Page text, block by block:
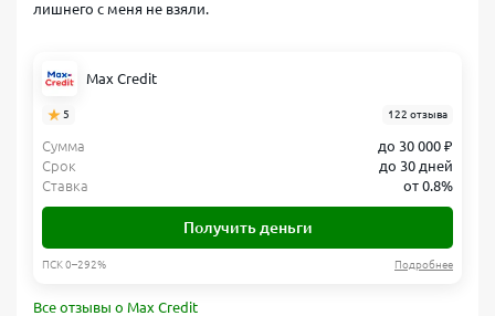
лишнего с меня не взяли.
Max Credit
5 122 отзыва
Сумма
до 30 000 ₽
Срок
до 30 дней
Ставка
от 0.8%
Получить деньги
ПСК 0–292% Подробнее
Все отзывы о Max Credit